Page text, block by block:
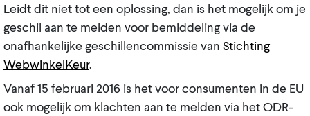
Leidt dit niet tot een oplossing, dan is het mogelijk om je
geschil aan te melden voor bemiddeling via de
onafhankelijke geschillencommissie van Stichting
WebwinkelKeur.
Vanaf 15 februari 2016 is het voor consumenten in de EU
ook mogelijk om klachten aan te melden via het ODR-